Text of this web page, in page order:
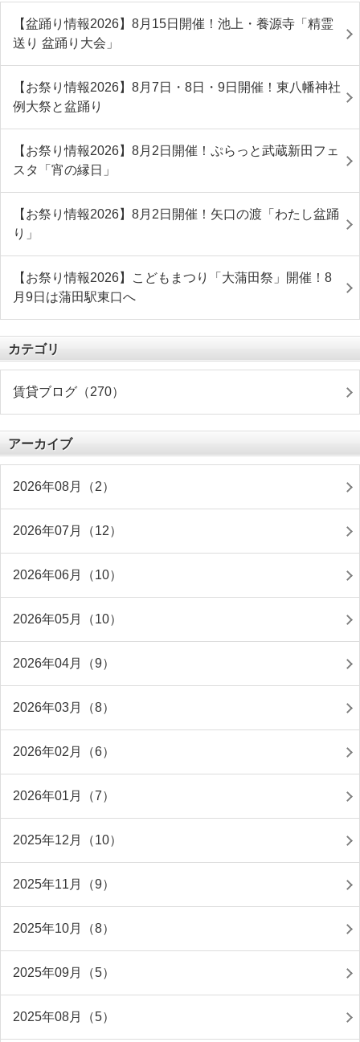
【盆踊り情報2026】8月15日開催！池上・養源寺「精霊
送り 盆踊り大会」
【お祭り情報2026】8月7日・8日・9日開催！東八幡神社
例大祭と盆踊り
【お祭り情報2026】8月2日開催！ぷらっと武蔵新田フェ
スタ「宵の縁日」
【お祭り情報2026】8月2日開催！矢口の渡「わたし盆踊
り」
【お祭り情報2026】こどもまつり「大蒲田祭」開催！8
月9日は蒲田駅東口へ
カテゴリ
賃貸ブログ（270）
アーカイブ
2026年08月（2）
2026年07月（12）
2026年06月（10）
2026年05月（10）
2026年04月（9）
2026年03月（8）
2026年02月（6）
2026年01月（7）
2025年12月（10）
2025年11月（9）
2025年10月（8）
2025年09月（5）
2025年08月（5）